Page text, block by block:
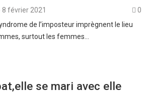
8 février 2021
0
de l’imposteur imprègnent le lieu
surtout les femmes…
se mari avec elle